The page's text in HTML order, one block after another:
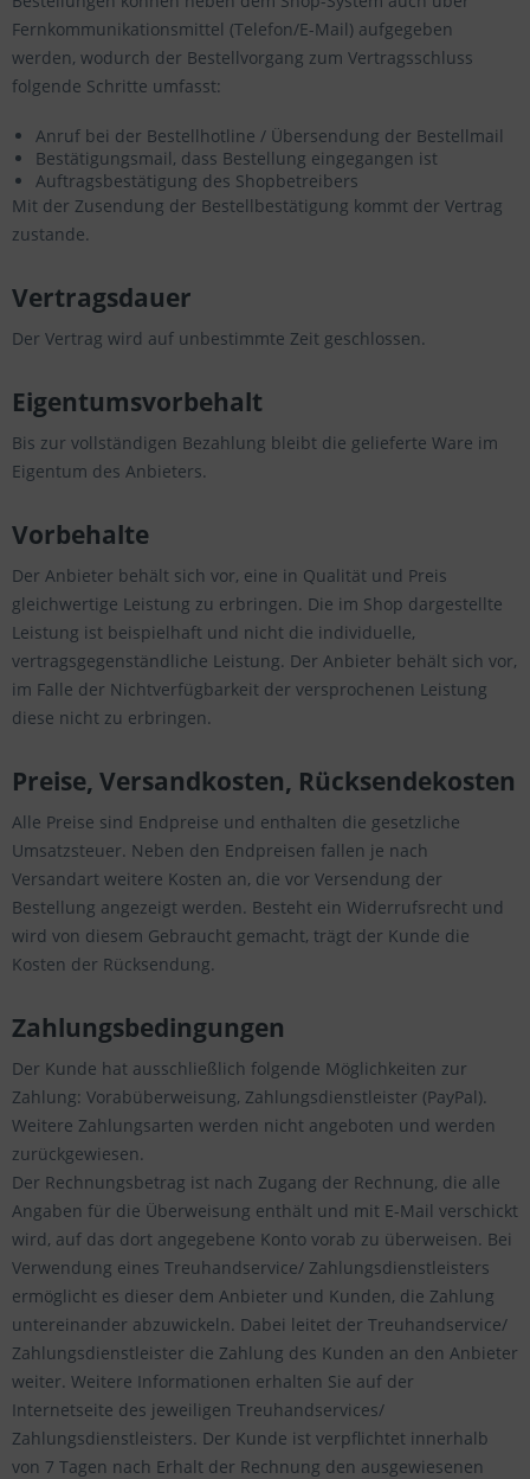
Fernkommunikationsmittel (Telefon/E-Mail) aufgegeben
werden, wodurch der Bestellvorgang zum Vertragsschluss
folgende Schritte umfasst:
Anruf bei der Bestellhotline / Übersendung der Bestellmail
Bestätigungsmail, dass Bestellung eingegangen ist
Auftragsbestätigung des Shopbetreibers
Mit der Zusendung der Bestellbestätigung kommt der Vertrag
zustande.
Vertragsdauer
Der Vertrag wird auf unbestimmte Zeit geschlossen.
Eigentumsvorbehalt
Bis zur vollständigen Bezahlung bleibt die gelieferte Ware im
Eigentum des Anbieters.
Vorbehalte
Der Anbieter behält sich vor, eine in Qualität und Preis
gleichwertige Leistung zu erbringen. Die im Shop dargestellte
Leistung ist beispielhaft und nicht die individuelle,
vertragsgegenständliche Leistung. Der Anbieter behält sich vor,
im Falle der Nichtverfügbarkeit der versprochenen Leistung
diese nicht zu erbringen.
Preise, Versandkosten, Rücksendekosten
Alle Preise sind Endpreise und enthalten die gesetzliche
Umsatzsteuer. Neben den Endpreisen fallen je nach
Versandart weitere Kosten an, die vor Versendung der
Bestellung angezeigt werden. Besteht ein Widerrufsrecht und
wird von diesem Gebraucht gemacht, trägt der Kunde die
Kosten der Rücksendung.
Zahlungsbedingungen
Der Kunde hat ausschließlich folgende Möglichkeiten zur
Zahlung: Vorabüberweisung, Zahlungsdienstleister (PayPal).
Weitere Zahlungsarten werden nicht angeboten und werden
zurückgewiesen.
Der Rechnungsbetrag ist nach Zugang der Rechnung, die alle
Angaben für die Überweisung enthält und mit E-Mail verschickt
wird, auf das dort angegebene Konto vorab zu überweisen. Bei
Verwendung eines Treuhandservice/ Zahlungsdienstleisters
ermöglicht es dieser dem Anbieter und Kunden, die Zahlung
untereinander abzuwickeln. Dabei leitet der Treuhandservice/
Zahlungsdienstleister die Zahlung des Kunden an den Anbieter
weiter. Weitere Informationen erhalten Sie auf der
Internetseite des jeweiligen Treuhandservices/
Zahlungsdienstleisters. Der Kunde ist verpflichtet innerhalb
von 7 Tagen nach Erhalt der Rechnung den ausgewiesenen